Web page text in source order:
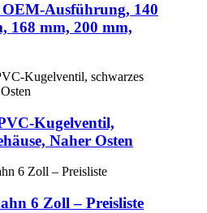
Ausführung, 140
168 mm, 200 mm,
Kugelventil,
Naher Osten
6 Zoll – Preisliste